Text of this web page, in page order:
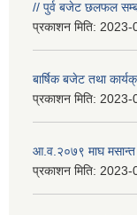
// पुर्व बजेट छलफल
प्रकाशन मिति: 2023-
बार्षिक बजेट तथा
प्रकाशन मिति: 2023-
आ.व.२०७९ माघ
प्रकाशन मिति: 2023-